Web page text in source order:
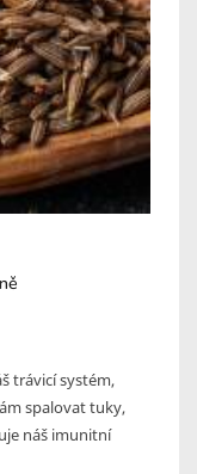
trávicí systém,
spalovat tuky,
náš imunitní